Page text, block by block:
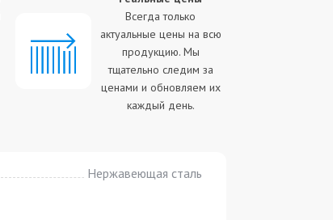
Всегда только
актуальные цены на всю
продукцию. Мы
тщательно следим за
ценами и обновляем их
каждый день.
Нержавеющая сталь